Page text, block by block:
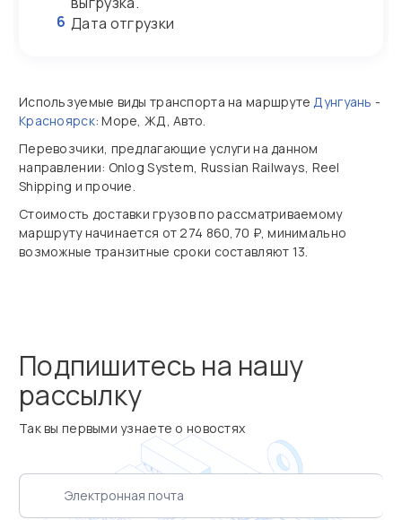
6 Дата отгрузки
Используемые виды транспорта на маршрутеДунгуань -
Красноярск: Море, ЖД, Авто.
Перевозчики, предлагающие услуги на данном
направлении: Onlog System, Russian Railways, Reel
Shipping и прочие.
Стоимость доставки грузов по рассматриваемому
маршруту начинается от 274 860,70 ₽, минимально
возможные транзитные сроки составляют 13.
Подпишитесь на нашу
рассылку
Так вы первыми узнаете о новостях